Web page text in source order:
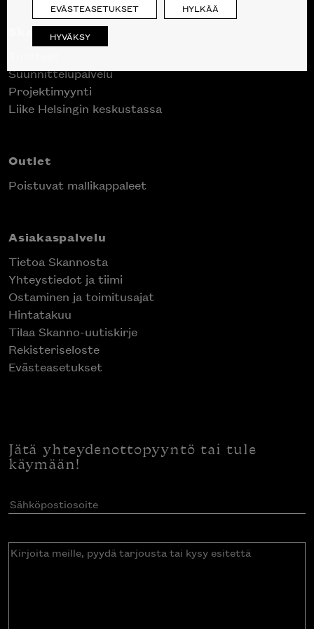
Skanno
Suunnittelupalvelu
Projektimyynti
Liike Helsingin keskustassa
Outlet
Poistuvat mallikappaleet
Asiakaspalvelu
Tietoa Skannosta
Yhteystiedot ja tiimi
Ostaminen ja toimitusajat
Hintatakuu
Tilaa Skanno-uutiskirje
Rekisteriseloste
Evästeasetukset
Jätä yhteydenottopyyntö tai tule
käymään!
Sähköpostiosoite(Pakollinen)
Kirjoita
EVÄSTEASETUKSET HYLKÄÄ
HYVÄKSY